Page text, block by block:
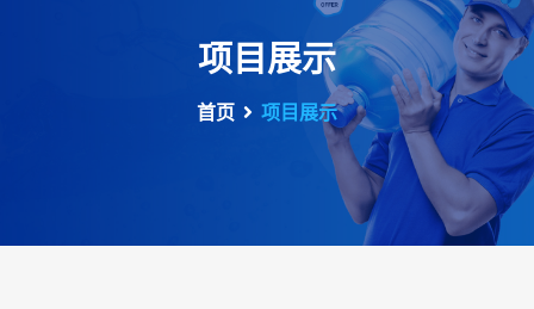
项目展示
首页 项目展示